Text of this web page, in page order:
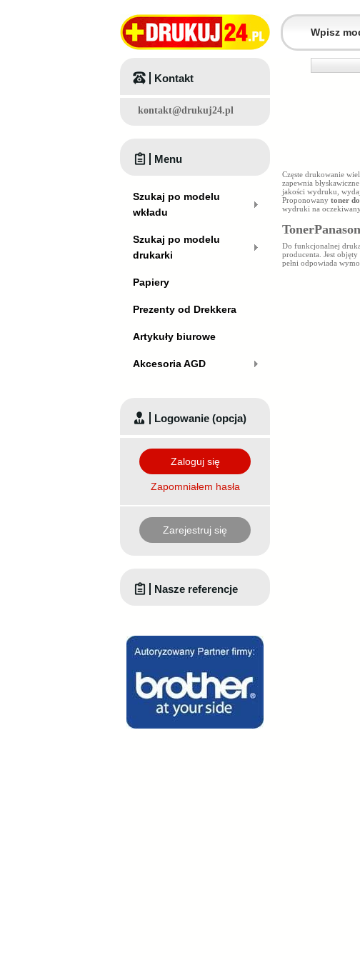
Częste drukowanie
zapewnia
jakości wydruku,
Proponowany toner
wydruki na
Do funkcjonalnej
producenta. Jest
pełni odpowiada
Kontakt
kontakt@drukuj24.pl
Menu
Szukaj po modelu
wkładu
Szukaj po modelu
drukarki
Papiery
Prezenty od Drekkera
Artykuły biurowe
Akcesoria AGD
Logowanie (opcja)
Zaloguj się
Zapomniałem hasła
Zarejestruj się
Nasze referencje